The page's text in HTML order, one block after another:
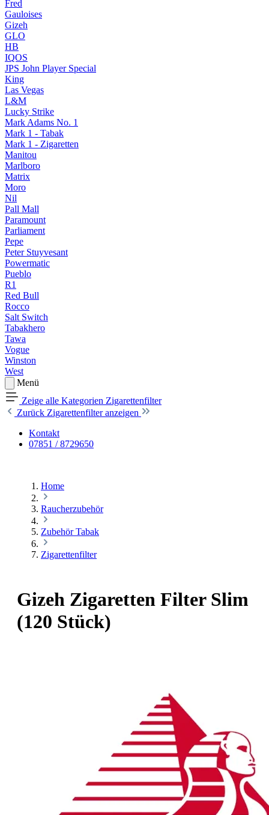
Fred
Gauloises
Gizeh
GLO
HB
IQOS
JPS John Player Special
King
Las Vegas
L&M
Lucky Strike
Mark Adams No. 1
Mark 1 - Tabak
Mark 1 - Zigaretten
Manitou
Marlboro
Matrix
Moro
Nil
Pall Mall
Paramount
Parliament
Pepe
Peter Stuyvesant
Powermatic
Pueblo
R1
Red Bull
Rocco
Salt Switch
Tabakhero
Tawa
Vogue
Winston
West
Menü
Zeige alle Kategorien Zigarettenfilter
Zurück Zigarettenfilter anzeigen
Kontakt
07851 / 8729650
Home
Raucherzubehör
Zubehör Tabak
Zigarettenfilter
Gizeh Zigaretten Filter Slim
(120 Stück)